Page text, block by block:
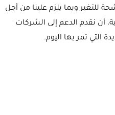
للتغير وبما يلزم علينا من أجل
أن نقدم الدعم إلى الشركات
التي تمر بها اليوم.